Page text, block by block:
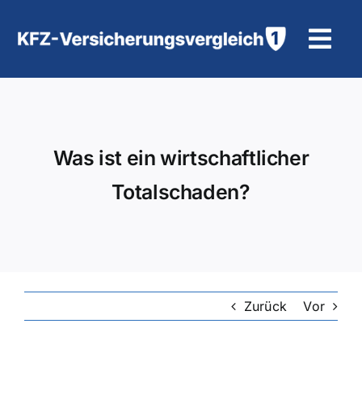
Inhalt
Hilfe und Kontakt
Was ist ein wirtschaftlicher
Totalschaden?
Zurück Vor